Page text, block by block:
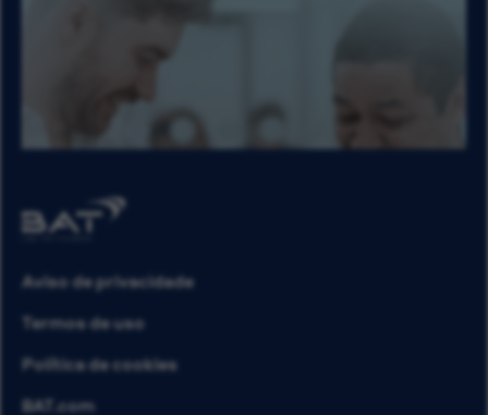
Aviso de privacidade
Termos de uso
Política de cookies
BAT.com